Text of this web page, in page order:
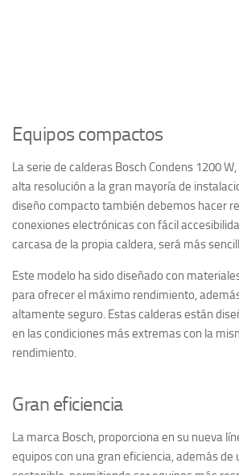
Equipos compactos
La serie de calderas Bosch Condens 1200
alta resolución a la gran mayoría de
diseño compacto también debemos hacer
conexiones electrónicas con fácil
carcasa de la propia caldera, será más
Este modelo ha sido diseñado con
para ofrecer el máximo rendimiento,
altamente seguro. Estas calderas están
en las condiciones más extremas con la
rendimiento.